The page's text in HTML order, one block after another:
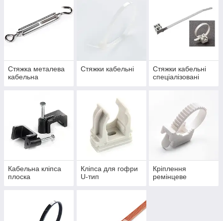
Стяжка металева
кабельна
Стяжки кабельні
Стяжки кабельні
спеціалізовані
Кабельна кліпса
плоска
Кліпса для гофри
U-тип
Кріплення
ремінцеве